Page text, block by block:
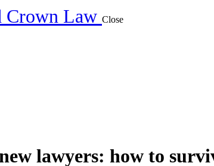
Close
lawyers: how to